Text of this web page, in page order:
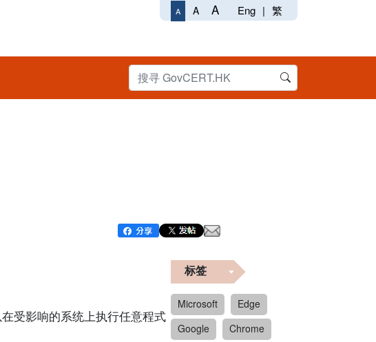
A A A Eng | 繁
受影响的系统上执行任意程式
标签
Microsoft
Edge
Google
Chrome